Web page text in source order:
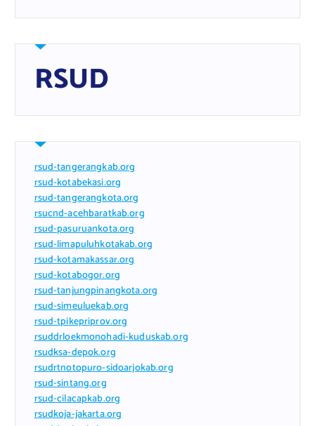
RSUD
rsud-tangerangkab.org
rsud-kotabekasi.org
rsud-tangerangkota.org
rsucnd-acehbaratkab.org
rsud-pasuruankota.org
rsud-limapuluhkotakab.org
rsud-kotamakassar.org
rsud-kotabogor.org
rsud-tanjungpinangkota.org
rsud-simeuluekab.org
rsud-tpikepriprov.org
rsuddrloekmonohadi-kuduskab.org
rsudksa-depok.org
rsudrtnotopuro-sidoarjokab.org
rsud-sintang.org
rsud-cilacapkab.org
rsudkoja-jakarta.org